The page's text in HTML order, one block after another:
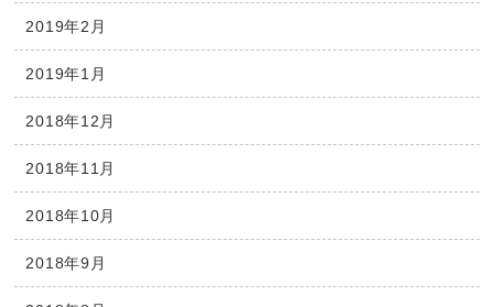
2019年2月
2019年1月
2018年12月
2018年11月
2018年10月
2018年9月